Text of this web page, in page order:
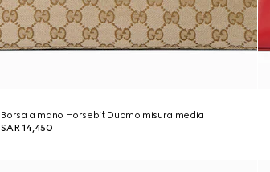
Borsa a mano Horsebit Duomo misura media
SAR 14,450